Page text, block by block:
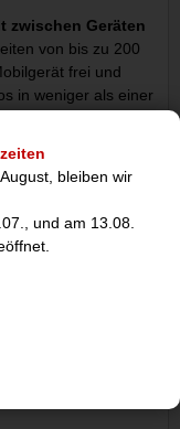
bleiben wir
und am 13.08.
zwischen Geräten
von bis zu 200
frei und
in weniger als einer
Speicherplatz
USB Typ-